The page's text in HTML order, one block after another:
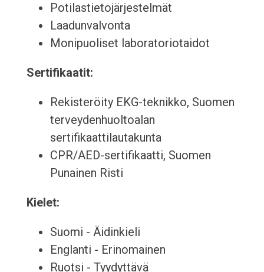
Potilastietojärjestelmät
Laadunvalvonta
Monipuoliset laboratoriotaidot
Sertifikaatit:
Rekisteröity EKG-teknikko, Suomen
terveydenhuoltoalan
sertifikaattilautakunta
CPR/AED-sertifikaatti, Suomen
Punainen Risti
Kielet:
Suomi - Äidinkieli
Englanti - Erinomainen
Ruotsi - Tyydyttävä